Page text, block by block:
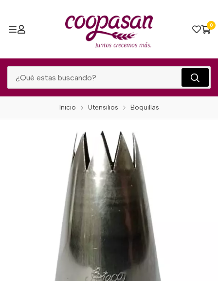
0
Inicio Utensilios Boquillas